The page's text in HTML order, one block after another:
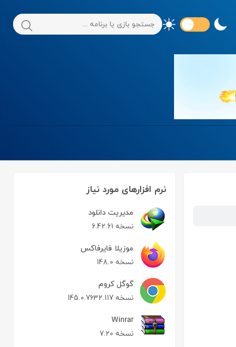
نرم افزارهای مورد نیاز
مدیریت دانلود
نسخه 6.42.61
موزیلا فایرفاکس
نسخه 148.0
گوگل کروم
نسخه 145.0.7632.117
Winrar
نسخه 7.20